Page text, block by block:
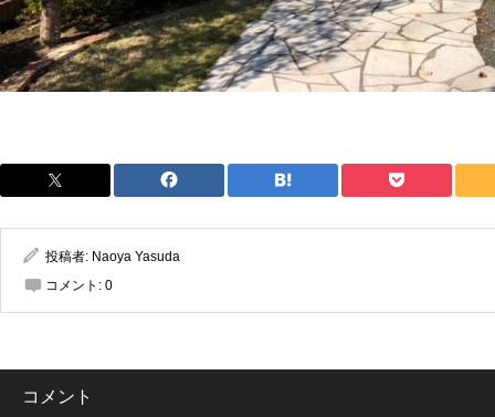
投稿者: Naoya Yasuda
コメント: 0
コメント